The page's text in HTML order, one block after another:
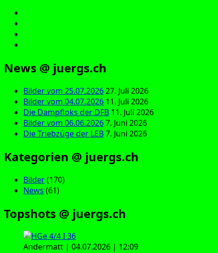
News @ juergs.ch
Bilder vom 25.07.202627. Juli 2026
Bilder vom 04.07.2026 11. Juli 2026
Die Dampfloks der DFB 11. Juli 2026
Bilder vom 06.06.20267. Juni 2026
Die Triebzüge der LEB7. Juni 2026
Kategorien @ juergs.ch
Bilder(170)
News (61)
Topshots @ juergs.ch
Andermatt | 04.07.2026 | 12:09